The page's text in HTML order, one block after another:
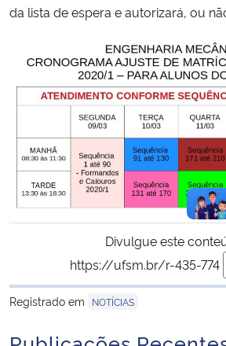
da lista de espera e autorizará, ou
Divulgue este
https://ufsm.br/r-435-774
Registrado em
NOTÍCIAS